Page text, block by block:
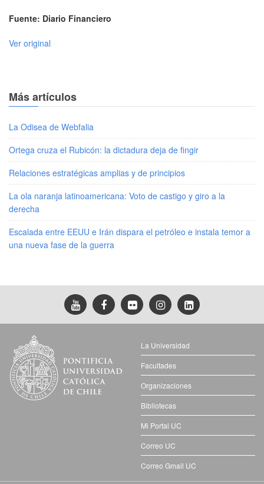
Fuente: Diario Financiero
Ver original
Más artículos
La Odisea de Webfalia
Ortega cruza el Rubicón: la dictadura deja de fingir
Relaciones estratégicas amplias y de principios
La ola naranja latinoamericana: Voto de castigo y giro a la
derecha
Escalada entre EEUU e Irán dispara el petróleo e instala temor a
una nueva fase de la guerra
La Universidad
Facultades
Organizaciones
Bibliotecas
Mi Portal UC
Correo UC
Correo Gmail UC